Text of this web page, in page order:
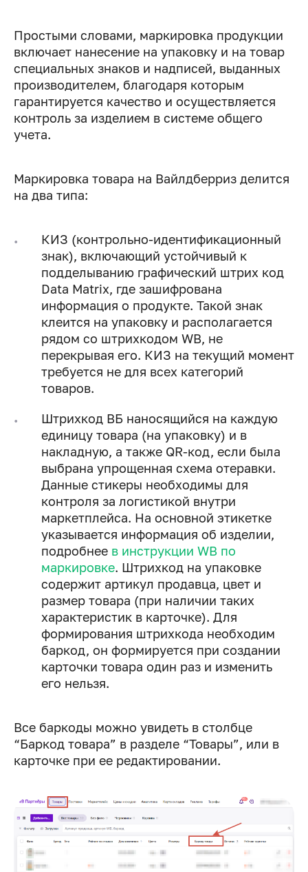
Простыми словами, маркировка продукции
включает нанесение на упаковку и на товар
специальных знаков и надписей, выданных
производителем, благодаря которым
гарантируется качество и осуществляется
контроль за изделием в системе общего
учета.
Маркировка товара на Вайлдберриз делится
на два типа:
КИЗ (контрольно-идентификационный
знак), включающий устойчивый к
подделыванию графический штрих код
Data Matrix, где зашифрована
информация о продукте. Такой знак
клеится на упаковку и располагается
рядом со штрихкодом WB, не
перекрывая его. КИЗ на текущий момент
требуется не для всех категорий
товаров.
Штрихкод ВБ наносящийся на каждую
единицу товара (на упаковку) и в
накладную, а также QR-код, если была
выбрана упрощенная схема отеравки.
Данные стикеры необходимы для
контроля за логистикой внутри
маркетплейса. На основной этикетке
указывается информация об изделии,
подробнее в инструкции WB по
маркировке. Штрихкод на упаковке
содержит артикул продавца, цвет и
размер товара (при наличии таких
характеристик в карточке). Для
формирования штрихкода необходим
баркод, он формируется при создании
карточки товара один раз и изменить
его нельзя.
Все баркоды можно увидеть в столбце
“Баркод товара” в разделе “Товары”, или в
карточке при ее редактировании.